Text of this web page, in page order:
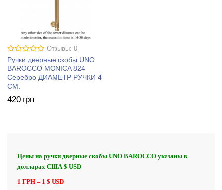
Отзывы: 0
Ручки дверные скобы UNO
BAROCCO MONICA 824
Серебро ДИАМЕТР РУЧКИ 4
СМ.
420 грн
Цены на ручки дверные скобы UNO BAROCCO указаны в
долларах США $ USD
1 ГРН = 1 $ USD